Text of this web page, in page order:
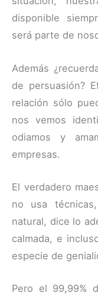
disponible
será parte de
Además
de persuasión?
relación sólo
nos vemos
odiamos y
empresas.
El verdadero
no usa
natural, dice lo
calmada, e
especie de
Pero el 99,99%